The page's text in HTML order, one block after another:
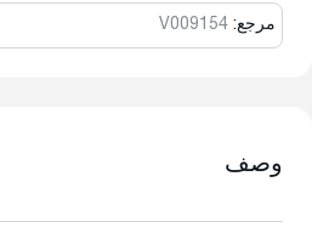
مرجع:
وصف